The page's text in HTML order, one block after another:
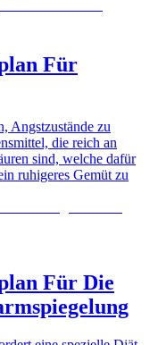
Für
Angstzustände zu
die reich an
sind, welche dafür
ruhigeres Gemüt zu
Für Die